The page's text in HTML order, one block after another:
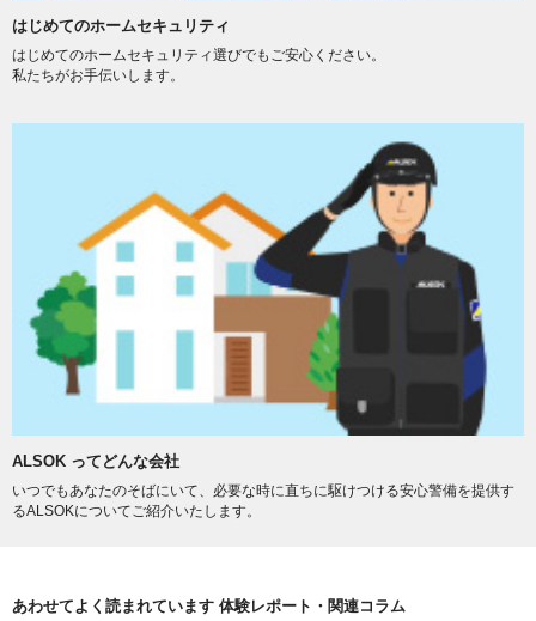
はじめてのホームセキュリティ
はじめてのホームセキュリティ選びでもご安心ください。
私たちがお手伝いします。
ALSOK ってどんな会社
いつでもあなたのそばにいて、必要な時に直ちに駆けつける安心警備を提供す
るALSOKについてご紹介いたします。
あわせてよく読まれています 体験レポート・関連コラム